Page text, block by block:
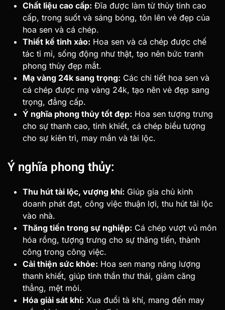
Chất liệu cao cấp: Đĩa được làm từ thủy tinh cao
cấp, trong suốt và sáng bóng, tôn lên vẻ đẹp của
hoa sen và cá chép.
Thiết kế tinh xảo: Hoa sen và cá chép được chế
tác tỉ mỉ, sống động như thật, tạo nên bức tranh
phong thủy đẹp mắt.
Mạ vàng 24k sang trọng: Các chi tiết hoa sen và
cá chép được mạ vàng 24k, tạo nên vẻ đẹp sang
trọng, đẳng cấp.
Ý nghĩa phong thủy tốt đẹp: Hoa sen tượng trưng
cho sự thanh cao, tinh khiết, cá chép biểu tượng
cho sự kiên trì, may mắn và tài lộc.
Ý nghĩa phong thủy:
Thu hút tài lộc, vượng khí: Giúp gia chủ kinh
doanh phát đạt, công việc thuận lợi, thu hút tài lộc
vào nhà.
Thăng tiến trong sự nghiệp: Cá chép vượt vũ môn
hóa rồng, tượng trưng cho sự thăng tiến, thành
công trong công việc.
Cải thiện sức khỏe: Hoa sen mang năng lượng
thanh khiết, giúp tinh thần thư thái, giảm căng
thẳng, mệt mỏi.
Hóa giải sát khí: Xua đuổi tà khí, mang đến may